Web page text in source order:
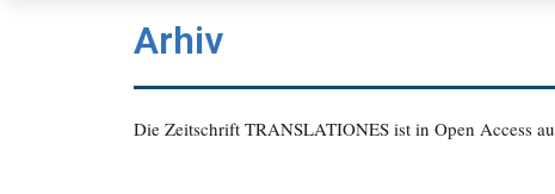
Arhiv
Die Zeitschrift TRANSLATIONES ist in Open Access